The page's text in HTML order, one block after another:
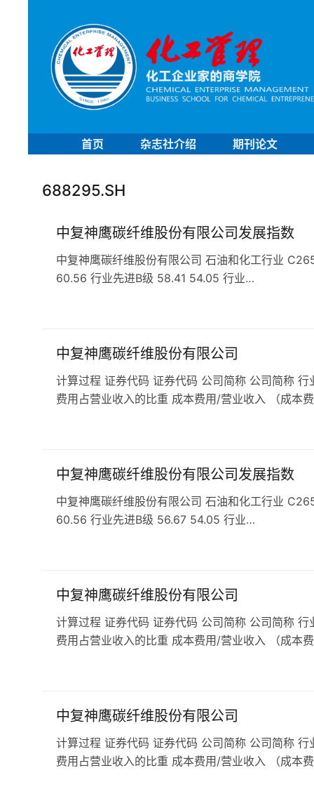
首页 杂志社介绍 期刊论文
688295.SH
中复神鹰碳纤维股份有限公司发展指数
中复神鹰碳纤维股份有限公司 石油和化工行业
60.56 行业先进B级 58.41 54.05 行业…
中复神鹰碳纤维股份有限公司
计算过程 证券代码 证券代码 公司简称 公司简称
费用占营业收入的比重 成本费用/营业收入 （成本
中复神鹰碳纤维股份有限公司发展指数
中复神鹰碳纤维股份有限公司 石油和化工行业
60.56 行业先进B级 56.67 54.05 行业…
中复神鹰碳纤维股份有限公司
计算过程 证券代码 证券代码 公司简称 公司简称
费用占营业收入的比重 成本费用/营业收入 （成本
中复神鹰碳纤维股份有限公司
计算过程 证券代码 证券代码 公司简称 公司简称
费用占营业收入的比重 成本费用/营业收入 （成本